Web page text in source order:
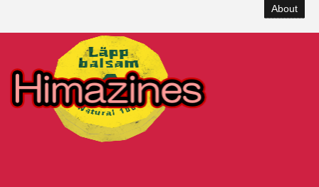
About